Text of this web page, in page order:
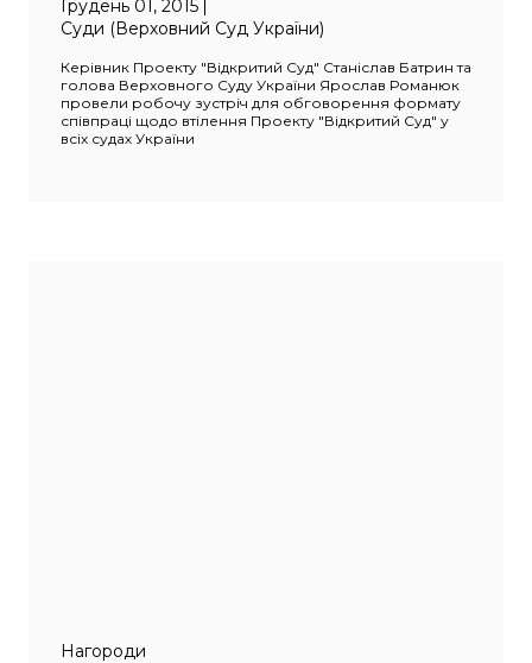
Грудень 01, 2015
Суди (Верховний Суд України)
Керівник Проекту "Відкритий Суд" Станіслав Батрин та
голова Верховного Суду України Ярослав Романюк
провели робочу зустріч для обговорення формату
співпраці щодо втілення Проекту "Відкритий Суд" у
всіх судах України
Нагороди